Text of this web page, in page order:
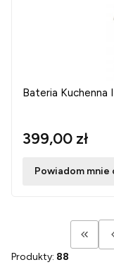
Bateria Kuchenna
399,00 zł
Powiadom
Wróć
Produkty: 88